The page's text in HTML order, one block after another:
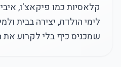
קלאסיות כמו פיקאצ'ו,
לימי הולדת, יצירה בבית
שמכניס כיף בלי לקרוע את